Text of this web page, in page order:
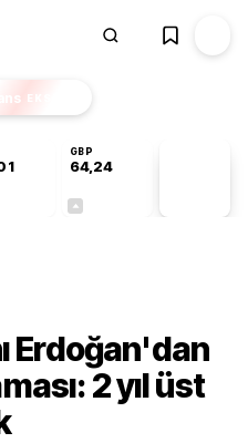
EKSTRA
GBP
64,24
Erdoğan'dan
2 yıl üst